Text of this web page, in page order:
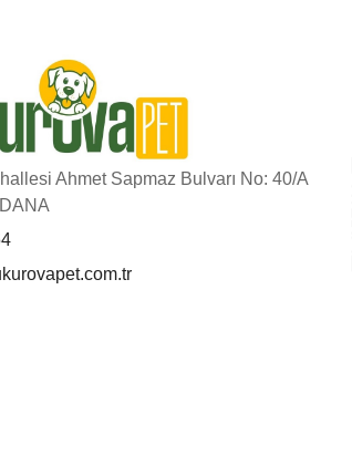
Ahmet Sapmaz Bulvarı No: 40/A